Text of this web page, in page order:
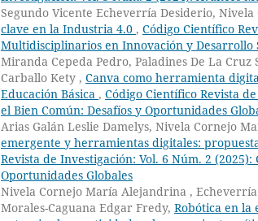
Segundo Vicente Echeverría Desiderio,
clave en la Industria 4.0 , Código Científico
Multidisciplinarios en Innovación y Desarrollo
Miranda Cepeda Pedro, Paladines De La
Carballo Kety , Canva como herramienta
Educación Básica , Código Científico Revista
el Bien Común: Desafíos y Oportunidades
Arias Galán Leslie Damelys, Nivela Cornejo
emergente y herramientas digitales:
Revista de Investigación: Vol. 6 Núm. 2
Oportunidades Globales
Nivela Cornejo María Alejandrina ,
Morales-Caguana Edgar Fredy, Robótica en